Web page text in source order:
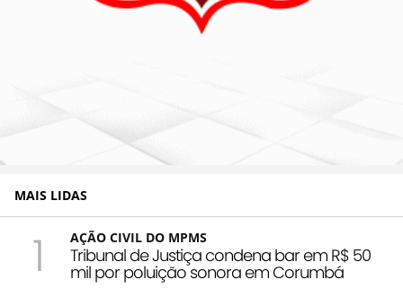
MAIS LIDAS
1 AÇÃO CIVIL DO MPMS
Tribunal de Justiça condena bar em R$ 50
mil por poluição sonora em Corumbá